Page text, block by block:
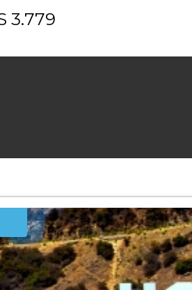
3.779